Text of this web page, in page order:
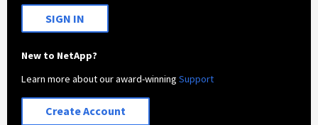
SIGN IN
New to NetApp?
Learn more about our award-winningSupport
Create Account